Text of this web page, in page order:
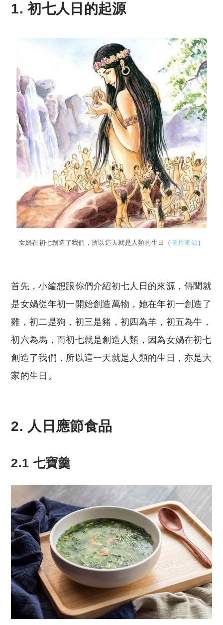
1. 初七人日的起源
女媧在初七創造了我們，所以這天就是人類的生日（ 圖片來源）
首先，小編想跟你們介紹初七人日的來源，傳聞就
是女媧從年初一開始創造萬物，她在年初一創造了
雞，初二是狗，初三是豬，初四為羊，初五為牛，
初六為馬，而初七就是創造人類，因為女媧在初七
創造了我們，所以這一天就是人類的生日，亦是大
家的生日。
2. 人日應節食品
2.1 七寶羹